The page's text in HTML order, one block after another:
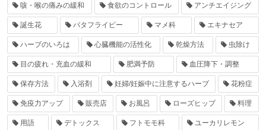
咳・喉の痛みの緩和 食欲のコントロール アンチエイジング
誕生花 バタフライピー マメ科 エキナセア
ハーブのいろは 心臓機能の活性化 乾燥方法 虫除け
目の疲れ・充血の緩和 肥満予防 血圧降下・調整
保存方法 入浴剤 妊婦/妊娠中に注意するハーブ 花粉症
免疫力アップ 販売店 お風呂 ローズヒップ 料理
用語 デトックス フトモモ科 ユーカリレモン